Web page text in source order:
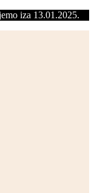
iza 13.01.2025.